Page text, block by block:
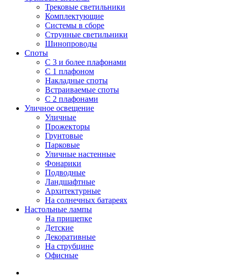
Трековые светильники
Комплектующие
Системы в сборе
Струнные светильники
Шинопроводы
Споты
С 3 и более плафонами
С 1 плафоном
Накладные споты
Встраиваемые споты
С 2 плафонами
Уличное освещение
Уличные
Прожекторы
Грунтовые
Парковые
Уличные настенные
Фонарики
Подводные
Ландшафтные
Архитектурные
На солнечных батареях
Настольные лампы
На прищепке
Детские
Декоративные
На струбцине
Офисные